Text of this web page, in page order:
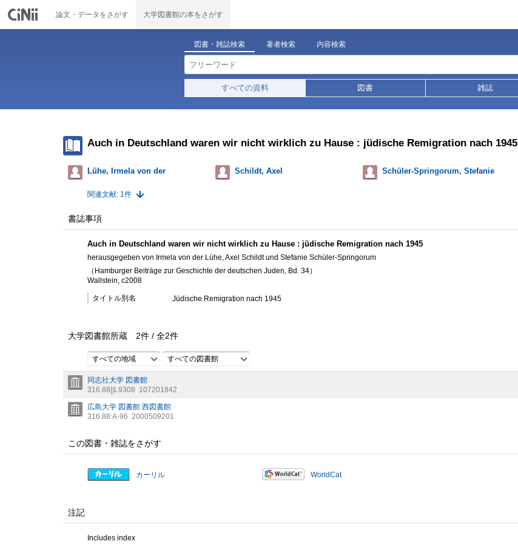
論文・データをさがす 大学図書館の本をさがす
図書・雑誌検索 著者検索 内容検索
すべての資料 図書 雑誌
Auch in Deutschland waren wir nicht wirklich zu Hause : jüdische Remigration nach 1945
Lühe, Irmela von der Schildt, Axel Schüler-Springorum, Stefanie
関連文献: 1件
書誌事項
Auch in Deutschland waren wir nicht wirklich zu Hause : jüdische Remigration nach 1945
herausgegeben von Irmela von der Lühe, Axel Schildt und Stefanie Schüler-Springorum
（Hamburger Beiträge zur Geschichte der deutschen Juden, Bd. 34）
Wallstein, c2008
タイトル別名 Jüdische Remigration nach 1945
大学図書館所蔵 2件 / 全2件
すべての地域 すべての図書館
同志社大学 図書館
316.88||L9308 107201842
広島大学 図書館 西図書館
316.88:A-96 2000509201
この図書・雑誌をさがす
カーリル WorldCat
注記
Includes index